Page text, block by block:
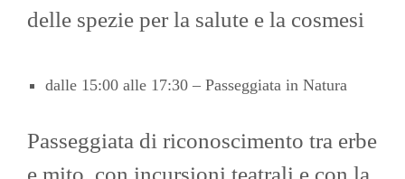
delle spezie per la salute e la cosmesi
dalle 15:00 alle 17:30 – Passeggiata in Natura
Passeggiata di riconoscimento tra erbe